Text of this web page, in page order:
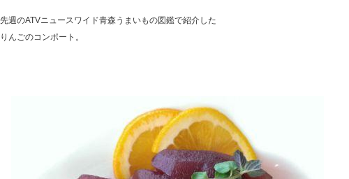
先週のATVニュースワイド青森うまいもの図鑑で紹介した
りんごのコンポート。